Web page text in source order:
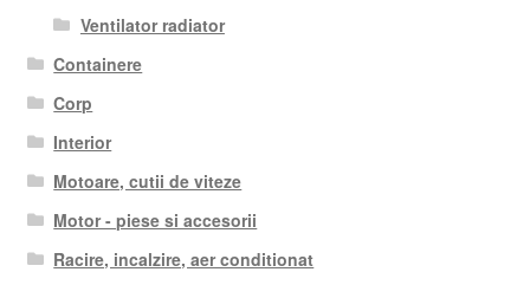
Ventilator radiator
Containere
Corp
Interior
Motoare, cutii de viteze
Motor - piese si accesorii
Racire, incalzire, aer conditionat